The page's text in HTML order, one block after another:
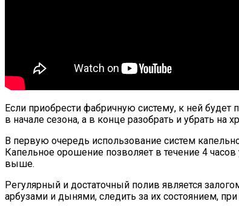
Если приобрести фабричную систему, к ней будет
в начале сезона, а в конце разобрать и убрать на
В первую очередь использование систем
Капельное орошение позволяет в течение 4
выше.
Регулярный и достаточный полив является
арбузами и дынями, следить за их состоянием,